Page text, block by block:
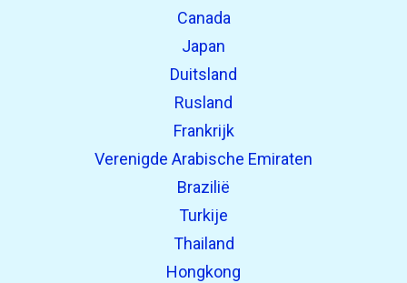
Canada
Japan
Duitsland
Rusland
Frankrijk
Verenigde Arabische Emiraten
Brazilië
Turkije
Thailand
Hongkong